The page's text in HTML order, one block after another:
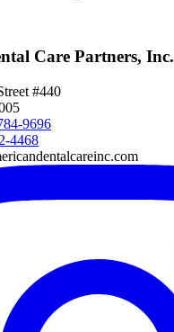
Care Partners, Inc.
#440
9696
4468